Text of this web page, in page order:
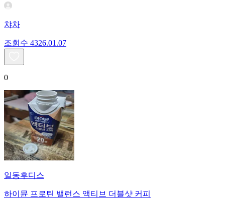
챠차
조회수 4326.01.07
0
일동후디스
하이뮨 프로틴 밸런스 액티브 더블샷 커피